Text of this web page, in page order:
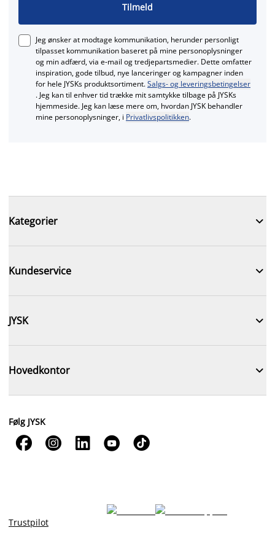
Tilmeld
Jeg ønsker at modtage kommunikation, herunder personligt
tilpasset kommunikation baseret på mine personoplysninger
og min adfærd, via e‑mail og tredjepartsmedier. Dette omfatter
inspiration, gode tilbud, nye lanceringer og kampagner inden
for hele JYSKs produktsortiment.Salgs- og leveringsbetingelser
. Jeg kan til enhver tid trække mit samtykke tilbage på JYSKs
hjemmeside. Jeg kan læse mere om, hvordan JYSK behandler
mine personoplysninger, i Privatlivspolitikken.
Kategorier 
Kundeservice 
JYSK 
Hovedkontor 
Følg JYSK
    
Trustpilot